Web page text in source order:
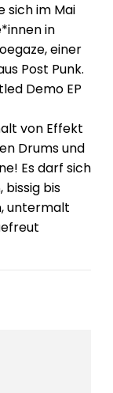
sich im Mai
in
einer
Post Punk.
Demo EP
von Effekt
Drums und
Es darf sich
bissig bis
untermalt